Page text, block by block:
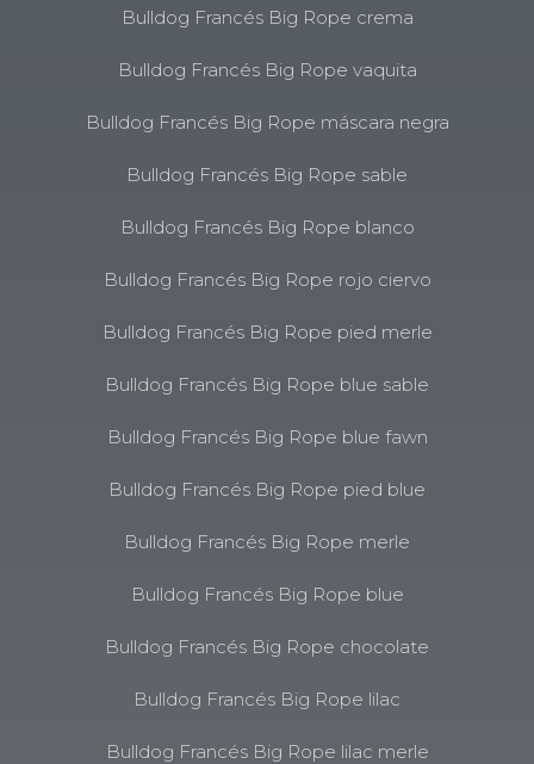
Bulldog Francés Big Rope crema
Bulldog Francés Big Rope vaquita
Bulldog Francés Big Rope máscara negra
Bulldog Francés Big Rope sable
Bulldog Francés Big Rope blanco
Bulldog Francés Big Rope rojo ciervo
Bulldog Francés Big Rope pied merle
Bulldog Francés Big Rope blue sable
Bulldog Francés Big Rope blue fawn
Bulldog Francés Big Rope pied blue
Bulldog Francés Big Rope merle
Bulldog Francés Big Rope blue
Bulldog Francés Big Rope chocolate
Bulldog Francés Big Rope lilac
Bulldog Francés Big Rope lilac merle